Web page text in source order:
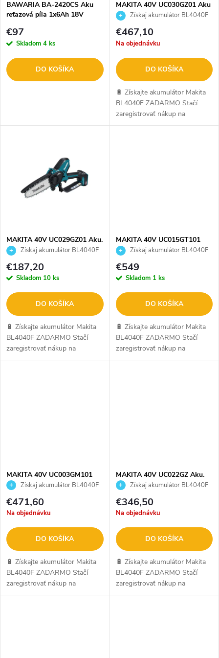
e
p
r
o
v
p
r
o
u
BAWARIA BA-2420CS Aku
reťazová píla 1x6Ah 18V
€97
Skladom 4 ks
DO KOŠÍKA
MAKITA 40V UC030GZ01 Aku
reťazová píla 40cm
Získaj akumulátor BL4040F
ZADARMO
€467,10
Na objednávku
DO KOŠÍKA
🔋 Získajte akumulátor Makita
BL4040F ZADARMO Stačí
zaregistrovať nákup na
makitaredemption.eu. Ide o
MAKITA 40V UC029GZ01 Aku.
reťazová píla
Získaj akumulátor BL4040F
ZADARMO
€187,20
Skladom 10 ks
DO KOŠÍKA
🔋 Získajte akumulátor Makita
BL4040F ZADARMO Stačí
zaregistrovať nákup na
makitaredemption.eu. Ide o
MAKITA 40V UC015GT101
Aku. píla reťazová 35cm
Získaj akumulátor BL4040F
ZADARMO
€549
Skladom 1 ks
DO KOŠÍKA
🔋 Získajte akumulátor Makita
BL4040F ZADARMO Stačí
zaregistrovať nákup na
makitaredemption.eu. Ide o
MAKITA 40V UC003GM101
Aku píla reťazová 30cm
Získaj akumulátor BL4040F
ZADARMO
€471,60
Na objednávku
DO KOŠÍKA
🔋 Získajte akumulátor Makita
BL4040F ZADARMO Stačí
zaregistrovať nákup na
makitaredemption.eu. Ide o
MAKITA 40V UC022GZ Aku.
reťazová píla 35cm
Získaj akumulátor BL4040F
ZADARMO
€346,50
Na objednávku
DO KOŠÍKA
🔋 Získajte akumulátor Makita
BL4040F ZADARMO Stačí
zaregistrovať nákup na
makitaredemption.eu. Ide o